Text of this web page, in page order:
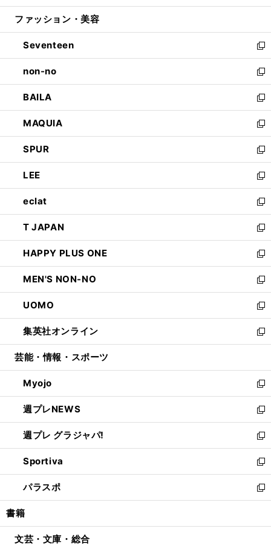
開
ウ
開
く
ン
ウ
で
開
く
ウ
ン
ド
ウ
で
開
く
ファッション・美容
Seventeen
新
し
い
ウ
ィ
ン
ド
ウ
で
開
く
non-no
新
し
い
ウ
ィ
ン
ド
ウ
で
開
く
BAILA
新
し
い
ウ
ィ
ン
ド
ウ
で
開
く
MAQUIA
新
し
い
ウ
ィ
ン
ド
ウ
で
開
く
SPUR
新
し
い
ウ
ィ
ン
ド
ウ
で
開
く
LEE
新
し
い
ウ
ィ
ン
ド
ウ
で
開
く
eclat
新
し
い
ウ
ィ
ン
ド
ウ
で
開
く
T JAPAN
新
し
い
ウ
ィ
ン
ド
ウ
で
開
HAPPY PLUS ONE
新
し
い
ウ
ィ
ン
ド
ウ
開
く
MEN'S NON-NO
新
し
い
ウ
ィ
ン
ウ
で
開
く
UOMO
新
し
い
ウ
ン
ド
ウ
で
開
く
集英社オンライン
新
し
ウ
ィ
ン
ド
ウ
で
開
く
芸能・情報・スポーツ
Myojo
新
し
い
ウ
ィ
ン
ド
ウ
で
開
週プレNEWS
新
し
い
ウ
ィ
ン
ド
ウ
開
週プレ グラジャパ!
新
し
い
ウ
ィ
ン
ウ
Sportiva
新
し
い
ウ
ン
パラスポ
新
し
ウ
書籍
文芸・文庫・総合